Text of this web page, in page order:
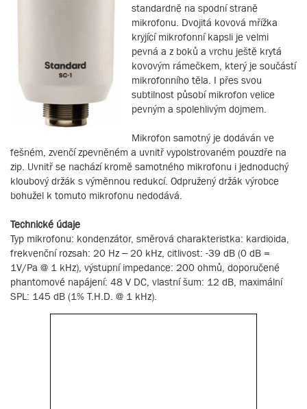
standardně na spodní straně
mikrofonu. Dvojitá kovová mřížka
kryjící mikrofonní kapsli je velmi
pevná a z boků a vrchu ještě krytá
kovovým rámečkem, který je součástí
mikrofonního těla. I přes svou
subtilnost působí mikrofon velice
pevným a spolehlivým dojmem.
Mikrofon samotný je dodáván ve
fešném, zvenčí zpevněném a uvnitř vypolstrovaném pouzdře na
zip. Uvnitř se nachází kromě samotného mikrofonu i jednoduchý
kloubový držák s výměnnou redukcí. Odpružený držák výrobce
bohužel k tomuto mikrofonu nedodává.
Technické údaje
Typ mikrofonu: kondenzátor, směrová charakteristka: kardioida,
frekvenční rozsah: 20 Hz – 20 kHz, citlivost: -39 dB (0 dB =
1V/Pa @ 1 kHz), výstupní impedance: 200 ohmů, doporučené
phantomové napájení: 48 V DC, vlastní šum: 12 dB, maximální
SPL: 145 dB (1% T.H.D. @ 1 kHz).